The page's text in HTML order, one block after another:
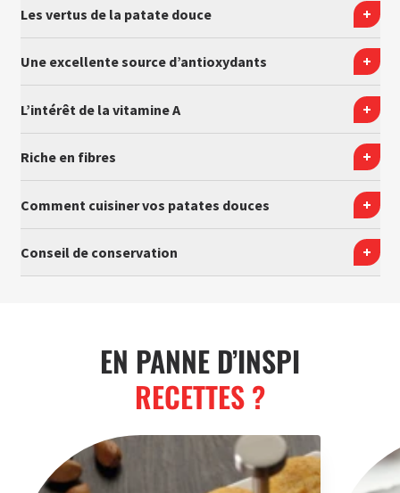
Les vertus de la patate douce
Une excellente source d’antioxydants
L’intérêt de la vitamine A
Riche en fibres
Comment cuisiner vos patates douces
Conseil de conservation
EN PANNE D’INSPI
RECETTES ?